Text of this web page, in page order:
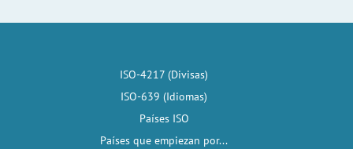
ISO-4217 (Divisas)
ISO-639 (Idiomas)
Países ISO
Países que empiezan por...